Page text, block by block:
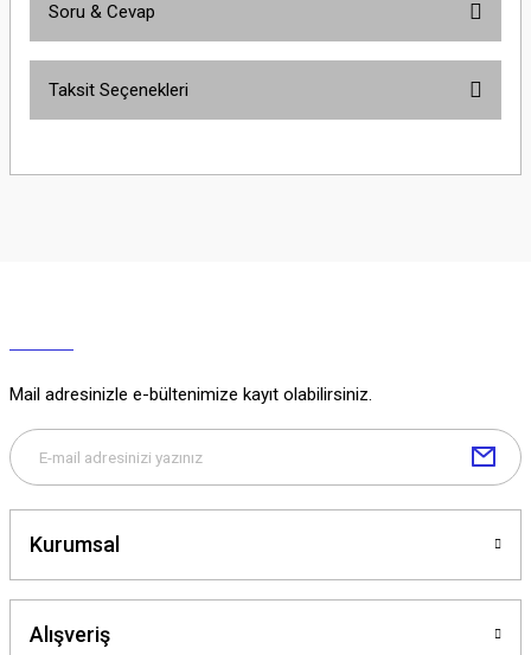
Soru & Cevap
Soru Sor
Taksit Seçenekleri
Mail adresinizle e-bültenimize kayıt olabilirsiniz.
Kurumsal
Alışveriş